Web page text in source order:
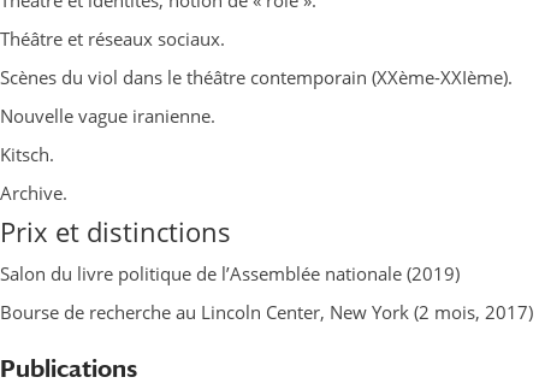
Théâtre et réseaux sociaux.
Scènes du viol dans le théâtre contemporain (XXème-XXIème).
Nouvelle vague iranienne.
Kitsch.
Archive.
Prix et distinctions
Salon du livre politique de l’Assemblée nationale (2019)
Bourse de recherche au Lincoln Center, New York (2 mois, 2017)
Publications